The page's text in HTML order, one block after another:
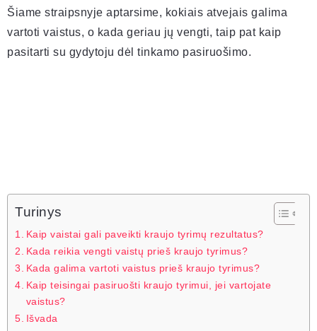
Šiame straipsnyje aptarsime, kokiais atvejais galima
vartoti vaistus, o kada geriau jų vengti, taip pat kaip
pasitarti su gydytoju dėl tinkamo pasiruošimo.
Turinys
Kaip vaistai gali paveikti kraujo tyrimų rezultatus?
Kada reikia vengti vaistų prieš kraujo tyrimus?
Kada galima vartoti vaistus prieš kraujo tyrimus?
Kaip teisingai pasiruošti kraujo tyrimui, jei vartojate
vaistus?
Išvada